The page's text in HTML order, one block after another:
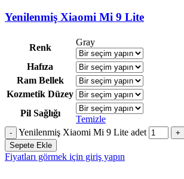
Yenilenmiş Xiaomi Mi 9 Lite
Renk
Gray
Hafıza
Ram Bellek
Kozmetik Düzey
Pil Sağlığı
Temizle
Yenilenmiş Xiaomi Mi 9 Lite adet
Sepete Ekle
Fiyatları görmek için giriş yapın